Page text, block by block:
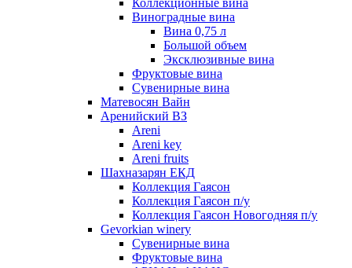
Коллекционные вина
Виноградные вина
Вина 0,75 л
Большой объем
Эксклюзивные вина
Фруктовые вина
Cувенирные вина
Матевосян Вайн
Аренийский ВЗ
Areni
Areni key
Areni fruits
Шахназарян ЕКД
Коллекция Гаясон
Коллекция Гаясон п/у
Коллекция Гаясон Новогодняя п/у
Gevorkian winery
Сувенирные вина
Фруктовые вина